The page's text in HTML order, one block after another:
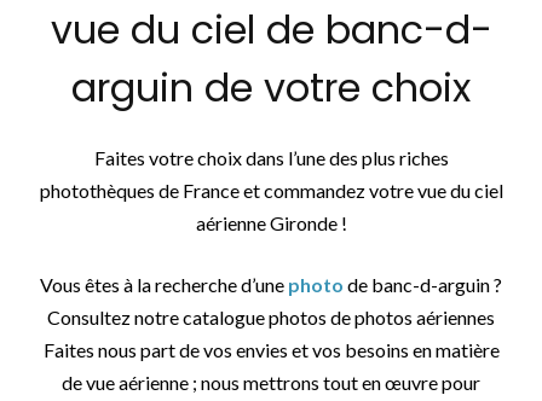
vue du ciel de banc-d-
arguin de votre choix
Faites votre choix dans l’une des plus riches
photothèques de France et commandez votre vue du ciel
aérienne Gironde !
Vous êtes à la recherche d’une photo de banc-d-arguin ?
Consultez notre catalogue photos de photos aériennes
Faites nous part de vos envies et vos besoins en matière
de vue aérienne ; nous mettrons tout en œuvre pour